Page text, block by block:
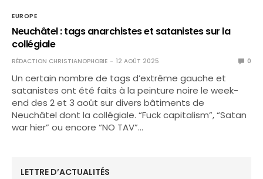
EUROPE
Neuchâtel : tags anarchistes et satanistes sur la
collégiale
RÉDACTION CHRISTIANOPHOBIE 12 AOÛT 2025 0
Un certain nombre de tags d’extrême gauche et
satanistes ont été faits à la peinture noire le week-
end des 2 et 3 août sur divers bâtiments de
Neuchâtel dont la collégiale. “Fuck capitalism”, “Satan
war hier” ou encore “NO TAV”…
LETTRE D’ACTUALITÉS